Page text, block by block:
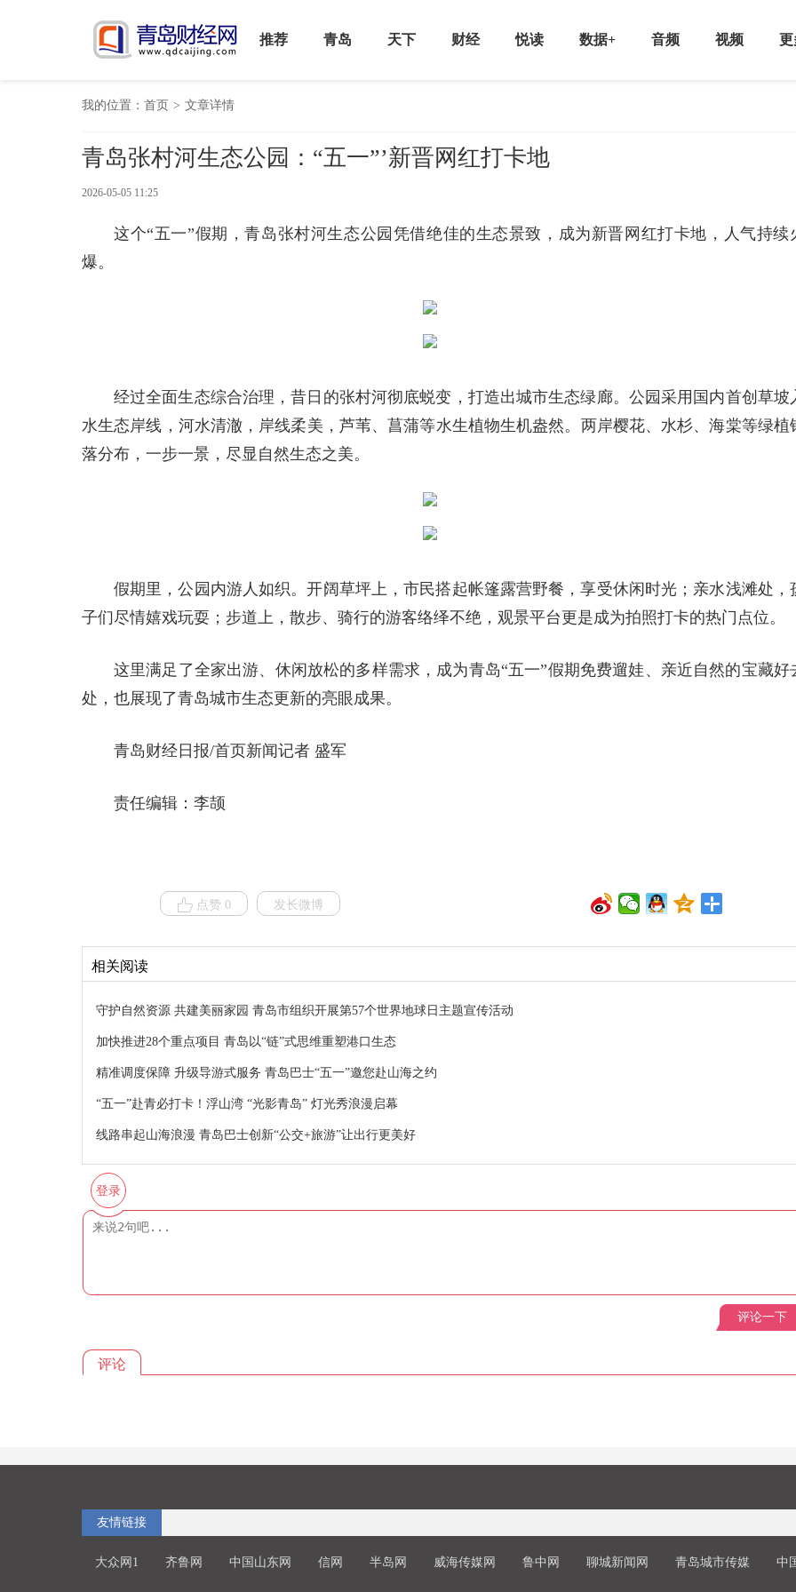
推荐 青岛 天下 财经 悦读 数据+ 音频 视频 更
我的位置： 首页 > 文章详情
青岛张村河生态公园：“五一”’新晋网红打卡地
2026-05-05 11:25
这个“五一”假期，青岛张村河生态公园凭借绝佳的生态景致，成为新晋网红打卡地，人气持续
爆。
经过全面生态综合治理，昔日的张村河彻底蜕变，打造出城市生态绿廊。公园采用国内首创草坡
水生态岸线，河水清澈，岸线柔美，芦苇、菖蒲等水生植物生机盎然。两岸樱花、水杉、海棠等绿植
落分布，一步一景，尽显自然生态之美。
假期里，公园内游人如织。开阔草坪上，市民搭起帐篷露营野餐，享受休闲时光；亲水浅滩处，
子们尽情嬉戏玩耍；步道上，散步、骑行的游客络绎不绝，观景平台更是成为拍照打卡的热门点位。
这里满足了全家出游、休闲放松的多样需求，成为青岛“五一”假期免费遛娃、亲近自然的宝藏好
处，也展现了青岛城市生态更新的亮眼成果。
青岛财经日报/首页新闻记者 盛军
责任编辑：李颉
点赞 0 发长微博
相关阅读
守护自然资源 共建美丽家园 青岛市组织开展第57个世界地球日主题宣传活动
加快推进28个重点项目 青岛以“链”式思维重塑港口生态
精准调度保障 升级导游式服务 青岛巴士“五一”邀您赴山海之约
“五一”赴青必打卡！浮山湾 “光影青岛” 灯光秀浪漫启幕
线路串起山海浪漫 青岛巴士创新“公交+旅游”让出行更美好
登录
评论一下
评论
友情链接
大众网1 齐鲁网 中国山东网 信网 半岛网 威海传媒网 鲁中网 聊城新闻网 青岛城市传媒 中